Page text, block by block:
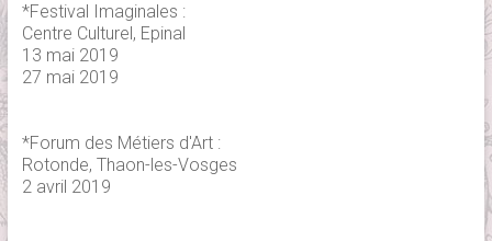
*Festival Imaginales :
Centre Culturel, Epinal
13 mai 2019
27 mai 2019
*Forum des Métiers d'Art :
Rotonde, Thaon-les-Vosges
2 avril 2019